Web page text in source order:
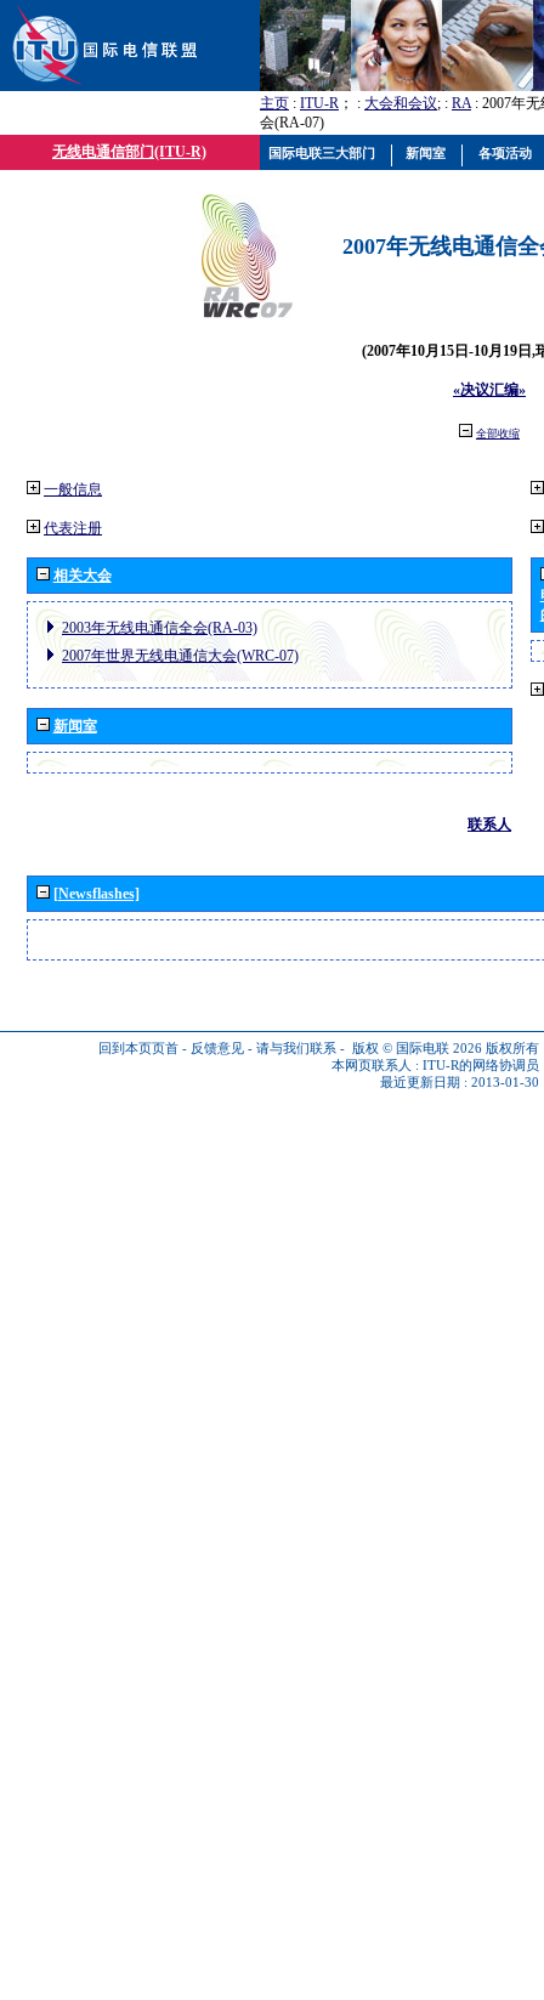
主页 : ITU-R ； : 大会和会议; : RA: 2007年
会(RA-07)
无线电通信部门(ITU-R)
2007年无线电通信
(2007年10月15日-10月19日,
«决议汇编»
全部收缩
一般信息
代表注册
相关大会
2003年无线电通信全会(RA-03)
2007年世界无线电通信大会(WRC-07)
新闻室
联系人
[Newsflashes]
回到本页页首 - 反馈意见 - 请与我们联系 - 版权 © 国际电联 2026 版权所有
本网页联系人 : ITU-R的网络协调员
最近更新日期 : 2013-01-30
国际电联三大部门 新闻室 各项活动